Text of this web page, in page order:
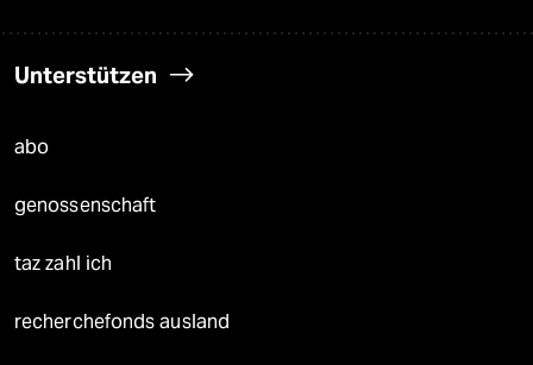
Unterstützen
abo
genossenschaft
taz zahl ich
recherchefonds ausland